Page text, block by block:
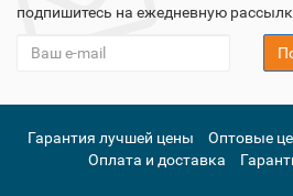
подпишитесь на ежедневную
Гарантия лучшей цены Оптовые
Оплата и доставка